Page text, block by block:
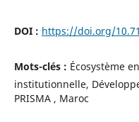
DOI : https://doi.org/
Mots-clés : Écosystème
institutionnelle,
PRISMA , Maroc